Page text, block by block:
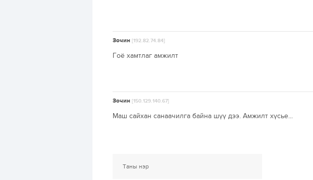
Зочин [192.82.74.84]
Гоё хамтлаг амжилт
Зочин [150.129.140.67]
Маш сайхан санаачилга байна шүү дээ. Амжилт хүсье...